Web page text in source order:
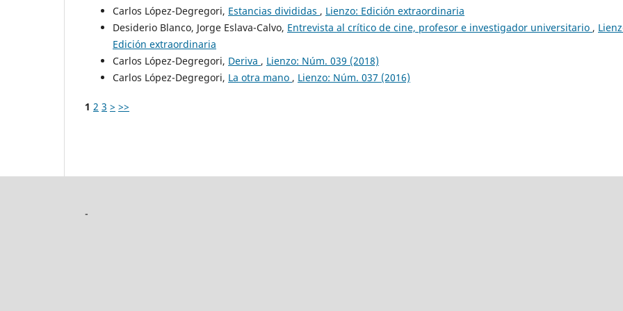
Carlos López-Degregori, Estancias divididas , Lienzo: Edición extraordinaria
Desiderio Blanco, Jorge Eslava-Calvo, Entrevista al crítico de cine, profesor e investigador universitario ,
Edición extraordinaria
Carlos López-Degregori, Deriva , Lienzo: Núm. 039 (2018)
Carlos López-Degregori, La otra mano , Lienzo: Núm. 037 (2016)
1 2 3 > >>
-